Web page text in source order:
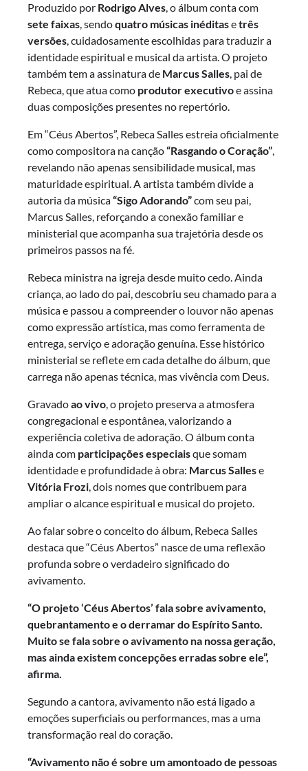
Produzido por Rodrigo Alves, o álbum conta com
sete faixas, sendoquatro músicas inéditasetrês
versões, cuidadosamente escolhidas para traduzir a
identidade espiritual e musical da artista. O projeto
também tem a assinatura de Marcus Salles, pai de
Rebeca, que atua como produtor executivoe assina
duas composições presentes no repertório.
Em “Céus Abertos”, Rebeca Salles estreia oficialmente
como compositora na canção“Rasgando o Coração”,
revelando não apenas sensibilidade musical, mas
maturidade espiritual. A artista também divide a
autoria da música“Sigo Adorando”com seu pai,
Marcus Salles, reforçando a conexão familiar e
ministerial que acompanha sua trajetória desde os
primeiros passos na fé.
Rebeca ministra na igreja desde muito cedo. Ainda
criança, ao lado do pai, descobriu seu chamado para a
música e passou a compreender o louvor não apenas
como expressão artística, mas como ferramenta de
entrega, serviço e adoração genuína. Esse histórico
ministerial se reflete em cada detalhe do álbum, que
carrega não apenas técnica, mas vivência com Deus.
Gravadoao vivo, o projeto preserva a atmosfera
congregacional e espontânea, valorizando a
experiência coletiva de adoração. O álbum conta
ainda com participações especiaisque somam
identidade e profundidade à obra: Marcus Sallese
Vitória Frozi, dois nomes que contribuem para
ampliar o alcance espiritual e musical do projeto.
Ao falar sobre o conceito do álbum, Rebeca Salles
destaca que “Céus Abertos” nasce de uma reflexão
profunda sobre o verdadeiro significado do
avivamento.
“O projeto ‘Céus Abertos’ fala sobre avivamento,
quebrantamento e o derramar do Espírito Santo.
Muito se fala sobre o avivamento na nossa geração,
mas ainda existem concepções erradas sobre ele”,
afirma.
Segundo a cantora, avivamento não está ligado a
emoções superficiais ou performances, mas a uma
transformação real do coração.
“Avivamento não é sobre um amontoado de pessoas